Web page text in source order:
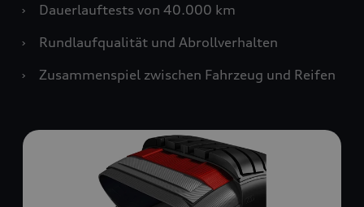
›
Dauerlauftests von 40.000 km
›
Rundlaufqualität und Abrollverhalten
›
Zusammenspiel zwischen Fahrzeug und Reifen